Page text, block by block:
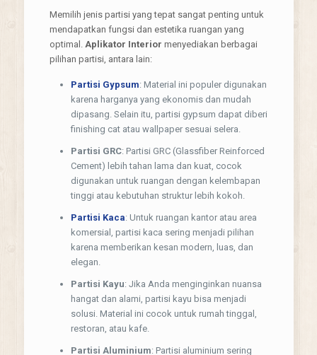
Memilih jenis partisi yang tepat sangat penting untuk
mendapatkan fungsi dan estetika ruangan yang
optimal. Aplikator Interior menyediakan berbagai
pilihan partisi, antara lain:
Partisi Gypsum: Material ini populer digunakan
karena harganya yang ekonomis dan mudah
dipasang. Selain itu, partisi gypsum dapat diberi
finishing cat atau wallpaper sesuai selera.
Partisi GRC: Partisi GRC (Glassfiber Reinforced
Cement) lebih tahan lama dan kuat, cocok
digunakan untuk ruangan dengan kelembapan
tinggi atau kebutuhan struktur lebih kokoh.
Partisi Kaca: Untuk ruangan kantor atau area
komersial, partisi kaca sering menjadi pilihan
karena memberikan kesan modern, luas, dan
elegan.
Partisi Kayu: Jika Anda menginginkan nuansa
hangat dan alami, partisi kayu bisa menjadi
solusi. Material ini cocok untuk rumah tinggal,
restoran, atau kafe.
Partisi Aluminium: Partisi aluminium sering